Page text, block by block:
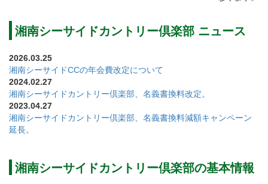
コース設計は平田龍雄氏。グリーンはベントと高麗の2
OUTコースはフェアウェイの中央部に配された立木や
池越え、クリークの流れ、バンカーなどハザードが巧
みに配されています。
INコースは16番ホールにはカモメの形をしたユニーク
なバンカーが配されています。風を計算したクラブ選
シーサイドコースならではのウォーターハザード、深
湘南シーサイドカントリー倶楽部 ニュース
2026.03.25
湘南シーサイドCCの年会費改定について
2024.02.27
湘南シーサイドカントリー倶楽部、名義書換料改定。
2023.04.27
湘南シーサイドカントリー倶楽部、名義書換料減額キャンペーン
延長。
湘南シーサイドカントリー倶楽部の基本情報